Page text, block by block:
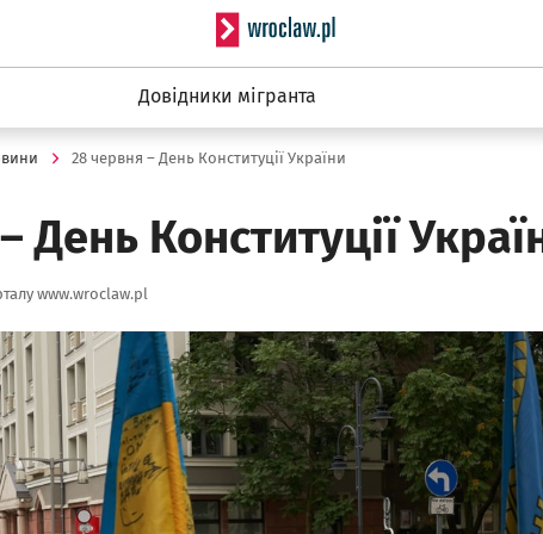
Serwis informacyjny
Довідники мігранта
28 червня – День Конституції України
День Конституції
www.wroclaw.pl